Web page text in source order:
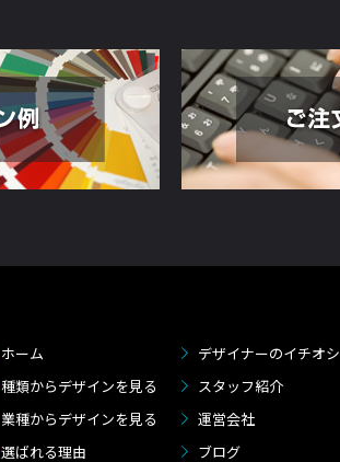
ホーム
種類からデザインを見る
業種からデザインを見る
選ばれる理由
デザイナーのイチオシ
スタッフ紹介
運営会社
ブログ